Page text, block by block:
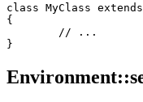
class MyClass
{